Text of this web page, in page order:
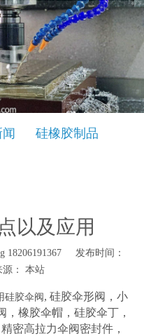
闻 硅橡胶制品
以及应用
18206191367 发布时间：
： 本站
硅胶伞阀, 硅胶伞形阀，小
橡胶伞帽，硅胶伞丁，
密高拉力伞阀密封件，